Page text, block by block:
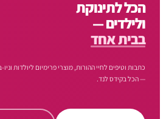
הכל לתינוקת
ולילדים —
בבית אחד
כתבות וטיפים לחיי ההורות, מוצרי פרימיום ליולדות
— הכל בקידס לנד.